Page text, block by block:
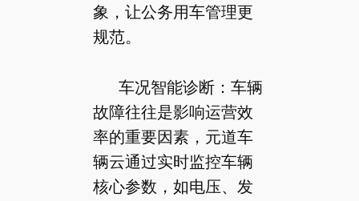
象，让公务用车管理更
规范。
车况智能诊断：车辆
故障往往是影响运营效
率的重要因素，元道车
辆云通过实时监控车辆
核心参数，如电压、发